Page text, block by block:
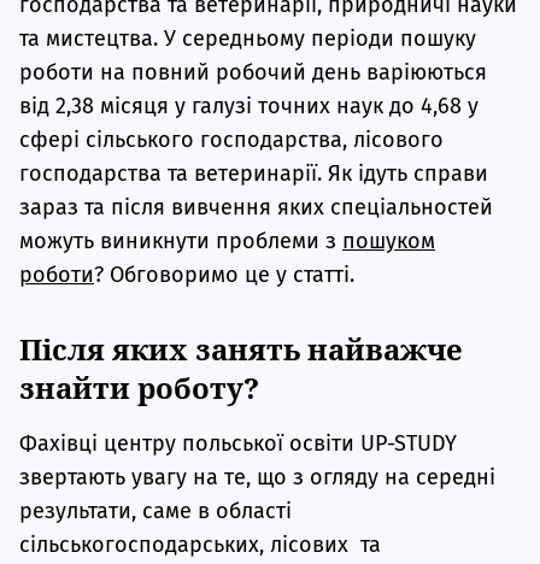
та мистецтва. У середньому періоди пошуку
роботи на повний робочий день варіюються
від 2,38 місяця у галузі точних наук до 4,68 у
сфері сільського господарства, лісового
господарства та ветеринарії. Як ідуть справи
зараз та після вивчення яких спеціальностей
можуть виникнути проблеми з пошуком
роботи? Обговоримо це у статті.
Після яких занять найважче
знайти роботу?
Фахівці центру польської освіти UP-STUDY
звертають увагу на те, що з огляду на середні
результати, саме в області
сільськогосподарських, лісових та